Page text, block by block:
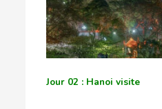
Jour 02 : Hanoi visite